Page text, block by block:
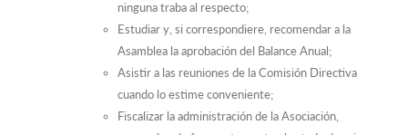
ninguna traba al respecto;
Estudiar y, si correspondiere, recomendar a la
Asamblea la aprobación del Balance Anual;
Asistir a las reuniones de la Comisión Directiva
cuando lo estime conveniente;
Fiscalizar la administración de la Asociación,